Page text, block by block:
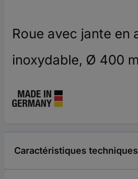
Roue avec jante en
inoxydable, Ø 400
Caractéristiques techniques